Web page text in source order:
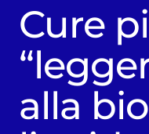
Cure
alla